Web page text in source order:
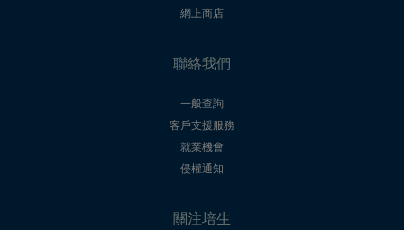
網上商店
聯絡我們
一般查詢
客戶支援服務
就業機會
侵權通知
關注培生